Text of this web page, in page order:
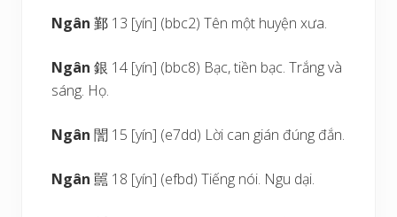
Ngân鄞 13 [yín] (bbc2) Tên một huyện xưa.
Ngân銀 14 [yín] (bbc8) Bạc, tiền bạc. Trắng và
sáng. Họ.
Ngân 誾 15 [yín] (e7dd) Lời can gián đúng đắn.
Ngân 嚚 18 [yín] (efbd) Tiếng nói. Ngu dại.